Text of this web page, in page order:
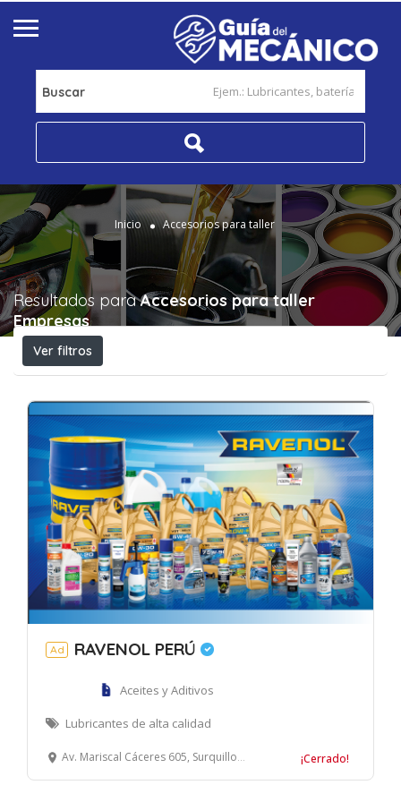
Buscar
Inicio Accesorios para taller
Resultados paraAccesorios para taller
Empresas
Ver filtros
Ad RAVENOL PERÚ
Aceites y Aditivos
Lubricantes de alta calidad
Av. Mariscal Cáceres 605, Surquillo, Lima ¡Cerrado!